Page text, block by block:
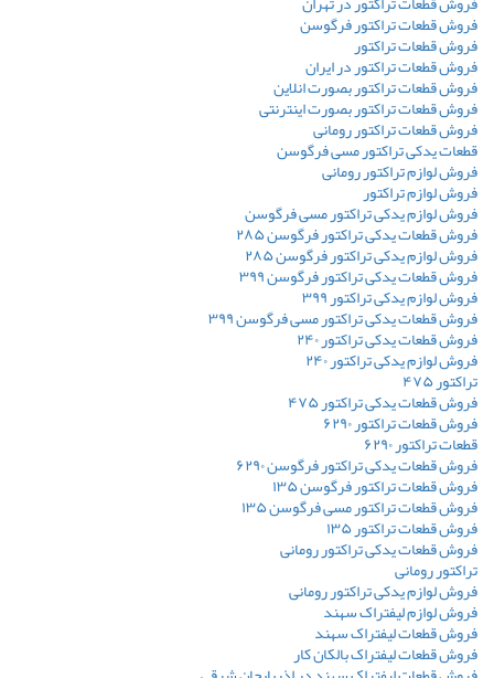
فروش قطعات تراکتور فرگوسن
فروش قطعات تراکتور
فروش قطعات تراکتور در ایران
فروش قطعات تراکتور بصورت انلاین
فروش قطعات تراکتور بصورت اینترنتی
فروش قطعات تراکتور رومانی
قطعات یدکی تراکتور مسی فرگوسن
فروش لوازم تراکتور رومانی
فروش لوازم تراکتور
فروش لوازم یدکی تراکتور مسی فرگوسن
فروش قطعات یدکی تراکتور فرگوسن ۲۸۵
فروش لوازم یدکی تراکتور فرگوسن ۲۸۵
فروش قطعات یدکی تراکتور فرگوسن ۳۹۹
فروش لوازم یدکی تراکتور ۳۹۹
فروش قطعات یدکی تراکتور مسی فرگوسن ۳۹۹
فروش قطعات یدکی تراکتور ۲۴۰
فروش لوازم یدکی تراکتور ۲۴۰
تراکتور ۴۷۵
فروش قطعات یدکی تراکتور ۴۷۵
فروش قطعات تراکتور ۶۲۹۰
قطعات تراکتور ۶۲۹۰
فروش قطعات یدکی تراکتور فرگوسن ۶۲۹۰
فروش قطعات تراکتور فرگوسن ۱۳۵
فروش قطعات تراکتور مسی فرگوسن ۱۳۵
فروش قطعات تراکتور ۱۳۵
فروش قطعات یدکی تراکتور رومانی
تراکتور رومانی
فروش لوازم یدکی تراکتور رومانی
فروش لوازم لیفتراک سهند
فروش قطعات لیفتراک سهند
فروش قطعات لیفتراک بالکان کار